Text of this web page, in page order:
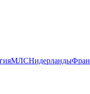
МЛСНидерланды